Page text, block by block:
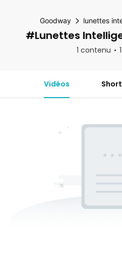
Goodway lunettes
#lunettes
1 contenu
Vidéos